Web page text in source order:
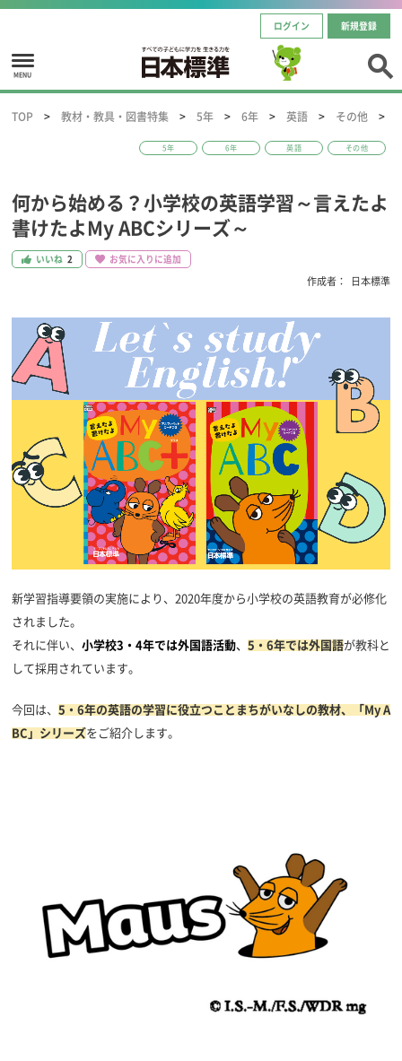
ログイン 新規登録
MENU
TOP 教材・教具・図書特集 5年 6年 英語 その他
何から始める？小学校の英語学習～言えたよ
書けたよMy ABCシリーズ～
5年 6年 英語 その他
いいね 2 お気に入りに追加
作成者： 日本標準
新学習指導要領の実施により、2020年度から小学校の英語教育が必修化
されました。
それに伴い、 小学校3・4年では外国語活動、 5・6年では外国語が教科と
して採用されています。
今回は、 5・6年の英語の学習に役立つことまちがいなしの教材、 「MyA
BC」シリーズ をご紹介します。